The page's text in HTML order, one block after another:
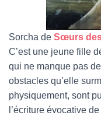
Sorcha de Sœurs
C’est une jeune fille
qui ne manque pas
obstacles qu’elle
physiquement, sont
l’écriture évocative